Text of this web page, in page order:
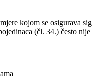
kojom se osigurava
(čl. 34.) često nije